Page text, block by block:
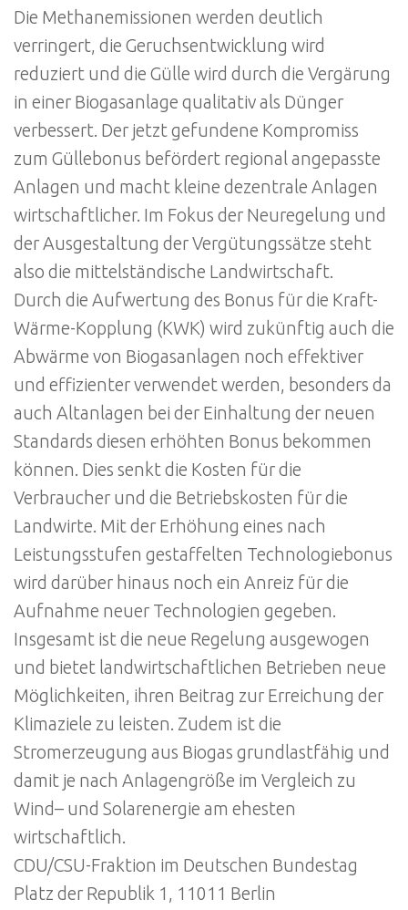
Die Methanemissionen werden deutlich
verringert, die Geruchsentwicklung wird
reduziert und die Gülle wird durch die Vergärung
in einer Biogasanlage qualitativ als Dünger
verbessert. Der jetzt gefundene Kompromiss
zum Güllebonus befördert regional angepasste
Anlagen und macht kleine dezentrale Anlagen
wirtschaftlicher. Im Fokus der Neuregelung und
der Ausgestaltung der Vergütungssätze steht
also die mittelständische Landwirtschaft.
Durch die Aufwertung des Bonus für die Kraft-
Wärme-Kopplung (KWK) wird zukünftig auch die
Abwärme von Biogasanlagen noch effektiver
und effizienter verwendet werden, besonders da
auch Altanlagen bei der Einhaltung der neuen
Standards diesen erhöhten Bonus bekommen
können. Dies senkt die Kosten für die
Verbraucher und die Betriebskosten für die
Landwirte. Mit der Erhöhung eines nach
Leistungsstufen gestaffelten Technologiebonus
wird darüber hinaus noch ein Anreiz für die
Aufnahme neuer Technologien gegeben.
Insgesamt ist die neue Regelung ausgewogen
und bietet landwirtschaftlichen Betrieben neue
Möglichkeiten, ihren Beitrag zur Erreichung der
Klimaziele zu leisten. Zudem ist die
Stromerzeugung aus Biogas grundlastfähig und
damit je nach Anlagengröße im Vergleich zu
Wind– und Solarenergie am ehesten
wirtschaftlich.
CDU/CSU-Fraktion im Deutschen Bundestag
Platz der Republik 1, 11011 Berlin